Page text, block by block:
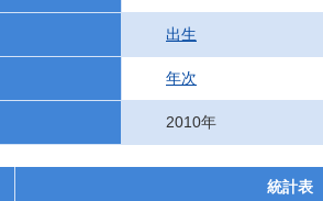
出生
年次
2010年
統計表